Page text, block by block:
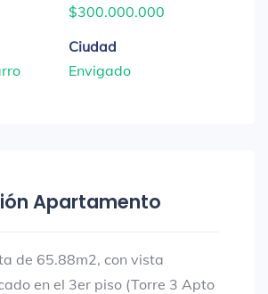
$300.000.000
Ciudad
Envigado
Apartamento
de 65.88m2, con vista
en el 3er piso (Torre 3 Apto